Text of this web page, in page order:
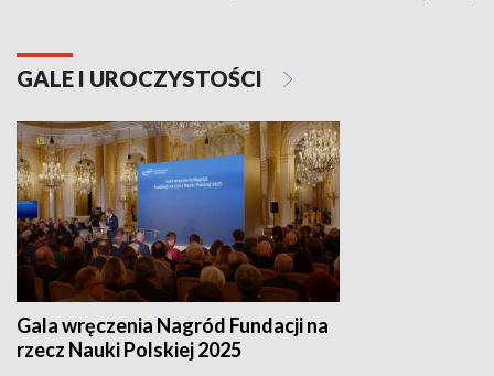
GALE I UROCZYSTOŚCI
Gala wręczenia Nagród Fundacji na
rzecz Nauki Polskiej 2025